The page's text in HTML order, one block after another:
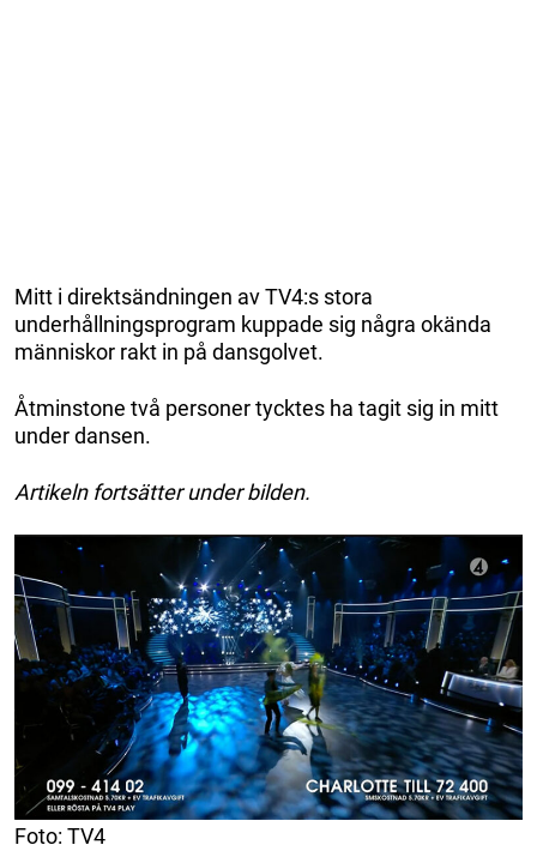
Mitt i direktsändningen av TV4:s stora
underhållningsprogram kuppade sig några okända
människor rakt in på dansgolvet.
Åtminstone två personer tycktes ha tagit sig in mitt
under dansen.
Artikeln fortsätter under bilden.
Foto: TV4